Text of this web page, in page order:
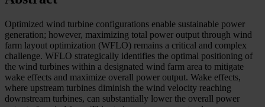
Optimized wind turbine configurations enable sustainable power
generation; however, maximizing total power output through wind
farm layout optimization (WFLO) remains a critical and complex
challenge. WFLO strategically identifies the optimal positioning of
the wind turbines within a designated wind farm area to mitigate
wake effects and maximize overall power output. Wake effects,
where upstream turbines diminish the wind velocity reaching
downstream turbines, can substantially lower the overall power